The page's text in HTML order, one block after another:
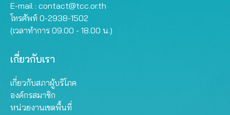
E-mail : contact@tcc.or.th
โทรศัพท์ 0-2938-1502
(เวลาทำการ 09.00 - 18.00 น.)
เกี่ยวกับเรา
เกี่ยวกับสภาผู้บริโภค
องค์กรสมาชิก
หน่วยงานเขตพื้นที่